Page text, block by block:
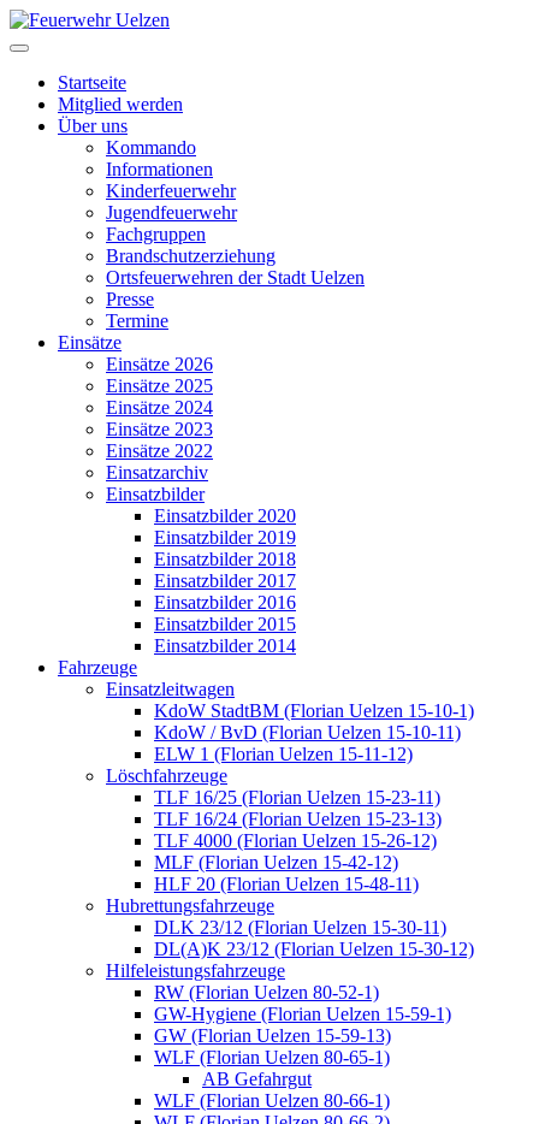
Startseite
Mitglied werden
Über uns
Kommando
Informationen
Kinderfeuerwehr
Jugendfeuerwehr
Fachgruppen
Brandschutzerziehung
Ortsfeuerwehren der Stadt Uelzen
Presse
Termine
Einsätze
Einsätze 2026
Einsätze 2025
Einsätze 2024
Einsätze 2023
Einsätze 2022
Einsatzarchiv
Einsatzbilder
Einsatzbilder 2020
Einsatzbilder 2019
Einsatzbilder 2018
Einsatzbilder 2017
Einsatzbilder 2016
Einsatzbilder 2015
Einsatzbilder 2014
Fahrzeuge
Einsatzleitwagen
KdoW StadtBM (Florian Uelzen 15-10-1)
KdoW / BvD (Florian Uelzen 15-10-11)
ELW 1 (Florian Uelzen 15-11-12)
Löschfahrzeuge
TLF 16/25 (Florian Uelzen 15-23-11)
TLF 16/24 (Florian Uelzen 15-23-13)
TLF 4000 (Florian Uelzen 15-26-12)
MLF (Florian Uelzen 15-42-12)
HLF 20 (Florian Uelzen 15-48-11)
Hubrettungsfahrzeuge
DLK 23/12 (Florian Uelzen 15-30-11)
DL(A)K 23/12 (Florian Uelzen 15-30-12)
Hilfeleistungsfahrzeuge
RW (Florian Uelzen 80-52-1)
GW-Hygiene (Florian Uelzen 15-59-1)
GW (Florian Uelzen 15-59-13)
WLF (Florian Uelzen 80-65-1)
AB Gefahrgut
WLF (Florian Uelzen 80-66-1)